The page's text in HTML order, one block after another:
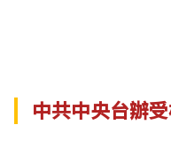
中共中央台辦